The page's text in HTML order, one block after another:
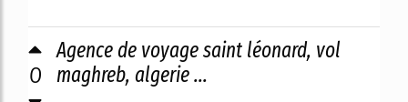
0
Agence de voyage saint léonard, vol
maghreb, algerie ...